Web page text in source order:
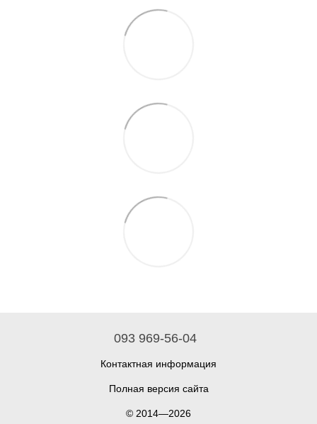
093 969-56-04
Контактная информация
Полная версия сайта
© 2014—2026